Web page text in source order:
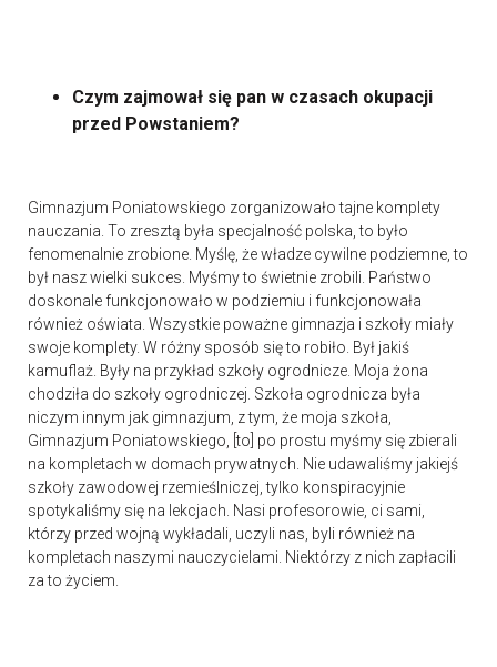
Czym zajmował się pan w czasach okupacji
przed Powstaniem?
Gimnazjum Poniatowskiego zorganizowało tajne komplety
nauczania. To zresztą była specjalność polska, to było
fenomenalnie zrobione. Myślę, że władze cywilne podziemne, to
był nasz wielki sukces. Myśmy to świetnie zrobili. Państwo
doskonale funkcjonowało w podziemiu i funkcjonowała
również oświata. Wszystkie poważne gimnazja i szkoły miały
swoje komplety. W różny sposób się to robiło. Był jakiś
kamuflaż. Były na przykład szkoły ogrodnicze. Moja żona
chodziła do szkoły ogrodniczej. Szkoła ogrodnicza była
niczym innym jak gimnazjum, z tym, że moja szkoła,
Gimnazjum Poniatowskiego, [to] po prostu myśmy się zbierali
na kompletach w domach prywatnych. Nie udawaliśmy jakiejś
szkoły zawodowej rzemieślniczej, tylko konspiracyjnie
spotykaliśmy się na lekcjach. Nasi profesorowie, ci sami,
którzy przed wojną wykładali, uczyli nas, byli również na
kompletach naszymi nauczycielami. Niektórzy z nich zapłacili
za to życiem.